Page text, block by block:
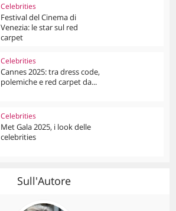
Celebrities
Festival del Cinema di
Venezia: le star sul red
carpet
Celebrities
Cannes 2025: tra dress code,
polemiche e red carpet da...
Celebrities
Met Gala 2025, i look delle
celebrities
Sull'Autore